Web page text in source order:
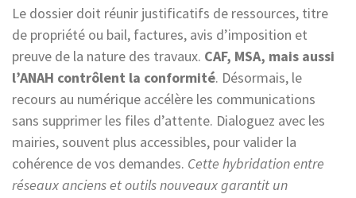
Le dossier doit réunir justificatifs de ressources, titre
de propriété ou bail, factures, avis d’imposition et
preuve de la nature des travaux. CAF, MSA, mais aussi
l’ANAH contrôlent la conformité. Désormais, le
recours au numérique accélère les communications
sans supprimer les files d’attente. Dialoguez avec les
mairies, souvent plus accessibles, pour valider la
cohérence de vos demandes. Cette hybridation entre
réseaux anciens et outils nouveaux garantit un